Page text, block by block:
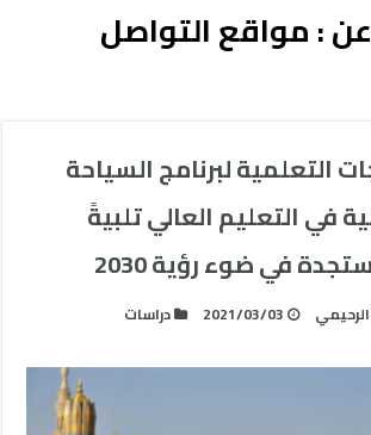
:مواقع التواصل
التعلمية لبرنامج السياحة
في التعليم العالي تلبيةً
في ضوء رؤية 2030
2021/03/03
دراسات